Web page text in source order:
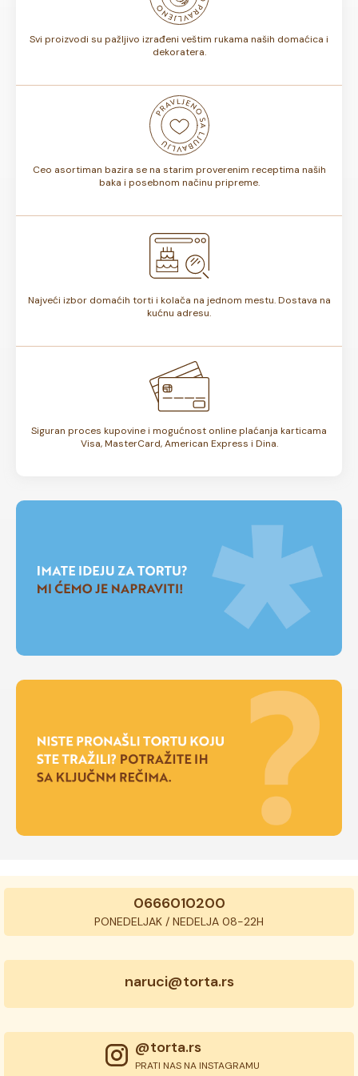
Svi proizvodi su pažljivo izrađeni veštim rukama naših domaćica i
dekoratera.
Ceo asortiman bazira se na starim proverenim receptima naših
baka i posebnom načinu pripreme.
Najveći izbor domaćih torti i kolača na jednom mestu. Dostava na
kućnu adresu.
Siguran proces kupovine i mogućnost online plaćanja karticama
Visa, MasterCard, American Express i Dina.
0666010200
PONEDELJAK / NEDELJA 08-22H
naruci@torta.rs
@torta.rs
PRATI NAS NA INSTAGRAMU